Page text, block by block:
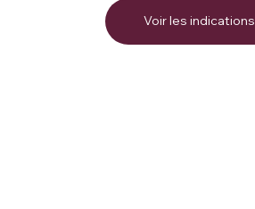
Voir les indications